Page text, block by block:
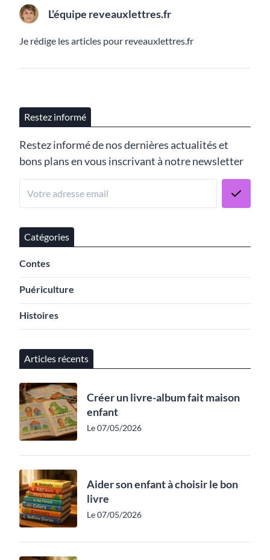
L'équipe reveauxlettres.fr
Je rédige les articles pour reveauxlettres.fr
Restez informé
Restez informé de nos dernières actualités et
bons plans en vous inscrivant à notre newsletter
Catégories
Contes
Puériculture
Histoires
Articles récents
Créer un livre-album fait maison
enfant
Le 07/05/2026
Aider son enfant à choisir le bon
livre
Le 07/05/2026